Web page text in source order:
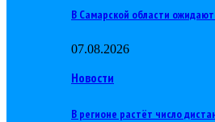
В Самарской области
07.08.2026
Новости
В регионе растёт число